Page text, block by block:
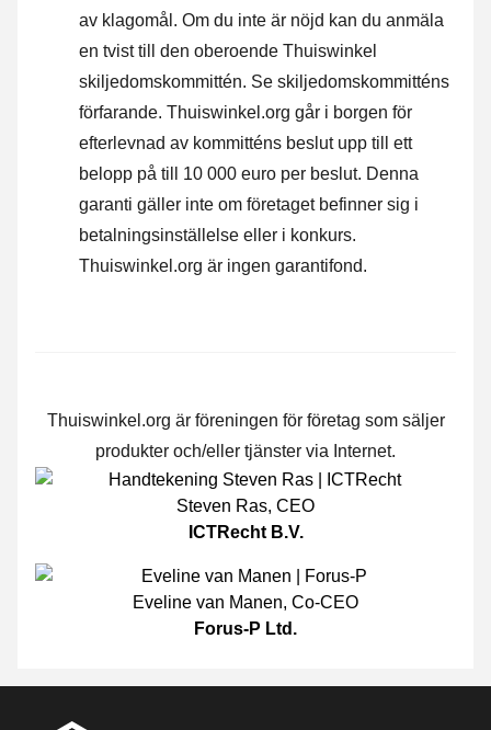
av klagomål. Om du inte är nöjd kan du anmäla
en tvist till den oberoende Thuiswinkel
skiljedomskommittén. Se skiljedomskommitténs
förfarande. Thuiswinkel.org går i borgen för
efterlevnad av kommitténs beslut upp till ett
belopp på till 10 000 euro per beslut. Denna
garanti gäller inte om företaget befinner sig i
betalningsinställelse eller i konkurs.
Thuiswinkel.org är ingen garantifond.
Thuiswinkel.org är föreningen för företag som säljer
produkter och/eller tjänster via Internet.
Steven Ras, CEO
ICTRecht B.V.
Eveline van Manen, Co-CEO
Forus-P Ltd.